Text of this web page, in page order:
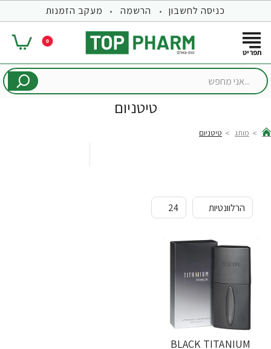
כניסה לחשבון הרשמה מעקב הזמנות
0
...אני
טיטניום
מותג טיטניום
BLACK TITANIUM